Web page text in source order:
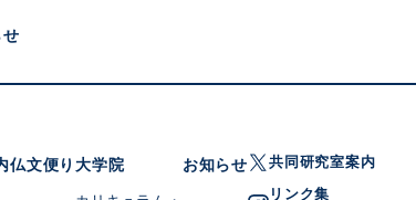
仏文便り大学院 お知らせ
共同研究室案内
リンク集